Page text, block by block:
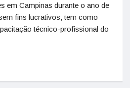
em Campinas durante o ano de
fins lucrativos, tem como
técnico-profissional do